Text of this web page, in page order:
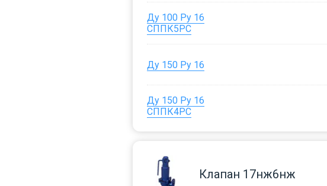
Ду 100 Ру 16
СППК5РС
Ду 150 Ру 16
Ду 150 Ру 16
СППК4РС
Клапан 17нж6нж